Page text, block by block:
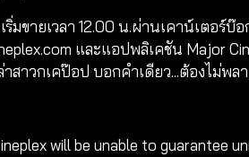
ขายเวลา 12.00 น.ผ่านเคาน์เตอร์
และแอปพลิเคชัน Major
สาวกเคป๊อป บอกคำเดียว...ต้องไม่พล
will be unable to guarantee